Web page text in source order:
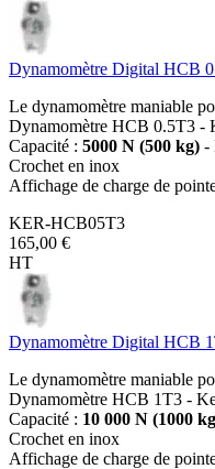
Dynamomètre Digital HCB
Le dynamomètre maniable
Dynamomètre HCB 0.5T3 -
Capacité : 5000 N (500 kg) -
Crochet en inox
Affichage de charge de
KER-HCB05T3
165,00 €
HT
Dynamomètre Digital HCB
Le dynamomètre maniable
Dynamomètre HCB 1T3 -
Capacité : 10 000 N (1000
Crochet en inox
Affichage de charge de